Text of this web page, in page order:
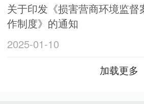
关于印发《损害营商环境监督
作制度》的通知
2025-01-10
加载更多